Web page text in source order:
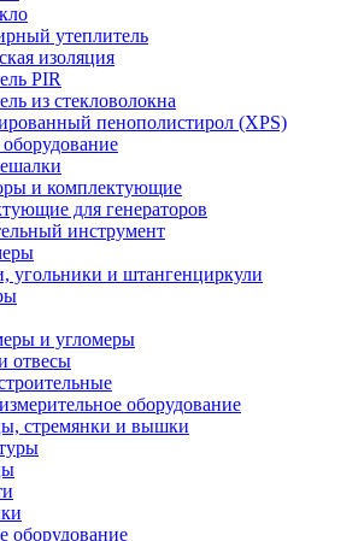
утеплитель
изоляция
PIR
из стекловолокна
пенополистирол (XPS)
и комплектующие
для генераторов
инструмент
угольники и штангенциркули
и угломеры
отвесы
оборудование
стремянки и вышки
оборудование